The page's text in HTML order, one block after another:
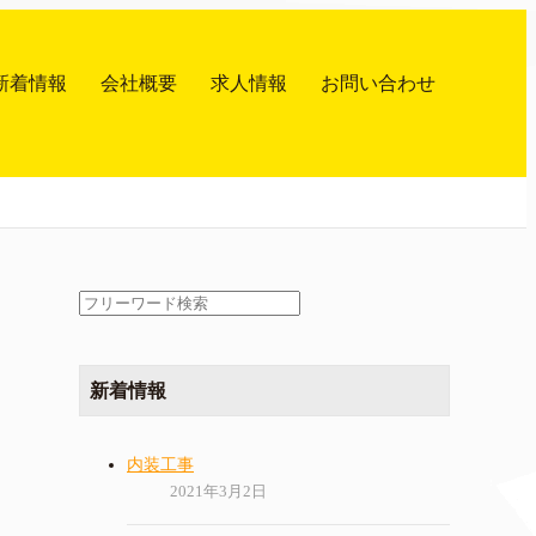
着情報 会社概要 求人情報 お問い合わせ
検
新着情報
内装工事
2021年3月2日